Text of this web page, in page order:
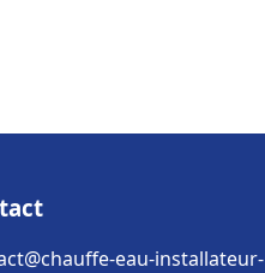
eau-installateur-